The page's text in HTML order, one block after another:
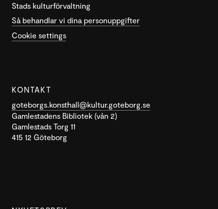
Stads kulturförvaltning
Så behandlar vi dina personuppgifter
Cookie settings
KONTAKT
goteborgs.konsthall@kultur.goteborg.se
Gamlestadens Bibliotek (vån 2)
Gamlestads Torg 11
415 12 Göteborg